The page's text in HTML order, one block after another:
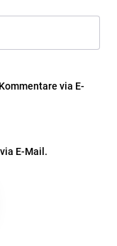
via E-
E-Mail.